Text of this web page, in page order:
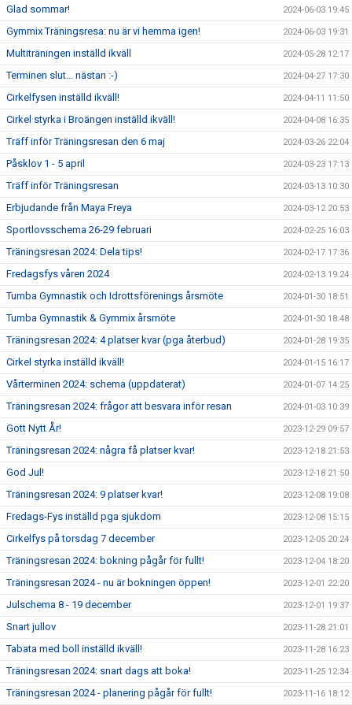
Glad sommar! 2024-06-03 19:45
Gymmix Träningsresa: nu är vi hemma igen! 2024-06-03 19:31
Multiträningen inställd ikväll 2024-05-28 12:17
Terminen slut... nästan :-) 2024-04-27 17:30
Cirkelfysen inställd ikväll! 2024-04-11 11:50
Cirkel styrka i Broängen inställd ikväll! 2024-04-08 16:35
Träff inför Träningsresan den 6 maj 2024-03-26 22:04
Påsklov 1 - 5 april 2024-03-23 17:13
Träff inför Träningsresan 2024-03-13 10:30
Erbjudande från Maya Freya 2024-03-12 20:53
Sportlovsschema 26-29 februari 2024-02-25 16:03
Träningsresan 2024: Dela tips! 2024-02-17 17:36
Fredagsfys våren 2024 2024-02-13 19:24
Tumba Gymnastik och Idrottsförenings årsmöte 2024-01-30 18:51
Tumba Gymnastik & Gymmix årsmöte 2024-01-30 18:48
Träningsresan 2024: 4 platser kvar (pga återbud) 2024-01-28 19:35
Cirkel styrka inställd ikväll! 2024-01-15 16:17
Vårterminen 2024: schema (uppdaterat) 2024-01-07 14:25
Träningsresan 2024: frågor att besvara inför resan 2024-01-03 10:39
Gott Nytt År! 2023-12-29 09:57
Träningsresan 2024: några få platser kvar! 2023-12-18 21:53
God Jul! 2023-12-18 21:50
Träningsresan 2024: 9 platser kvar! 2023-12-08 19:08
Fredags-Fys inställd pga sjukdom 2023-12-08 15:15
Cirkelfys på torsdag 7 december 2023-12-05 20:24
Träningsresan 2024: bokning pågår för fullt! 2023-12-04 18:20
Träningsresan 2024 - nu är bokningen öppen! 2023-12-01 22:20
Julschema 8 - 19 december 2023-12-01 19:37
Snart jullov 2023-11-28 21:01
Tabata med boll inställd ikväll! 2023-11-28 16:23
Träningsresan 2024: snart dags att boka! 2023-11-25 12:34
Träningsresan 2024 - planering pågår för fullt! 2023-11-16 18:12